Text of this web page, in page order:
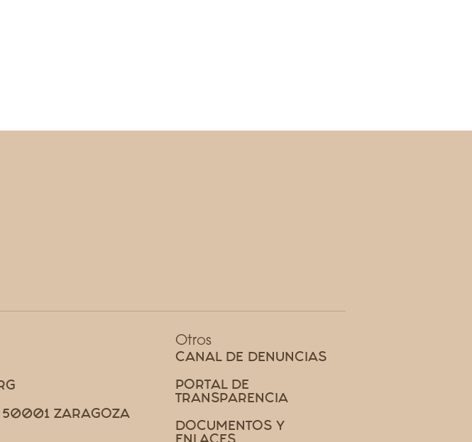
50001 ZARAGOZA
Otros
CANAL DE DENUNCIAS
PORTAL DE
TRANSPARENCIA
DOCUMENTOS Y